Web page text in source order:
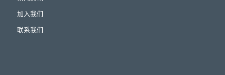
加入我们
联系我们